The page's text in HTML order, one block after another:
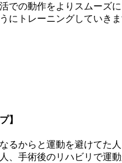
での動作をよりスムーズ
にトレーニングしていきま
】
るからと運動を避けてた
、手術後のリハビリで運